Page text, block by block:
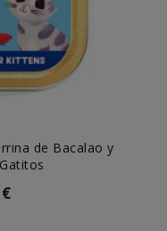
de Bacalao y